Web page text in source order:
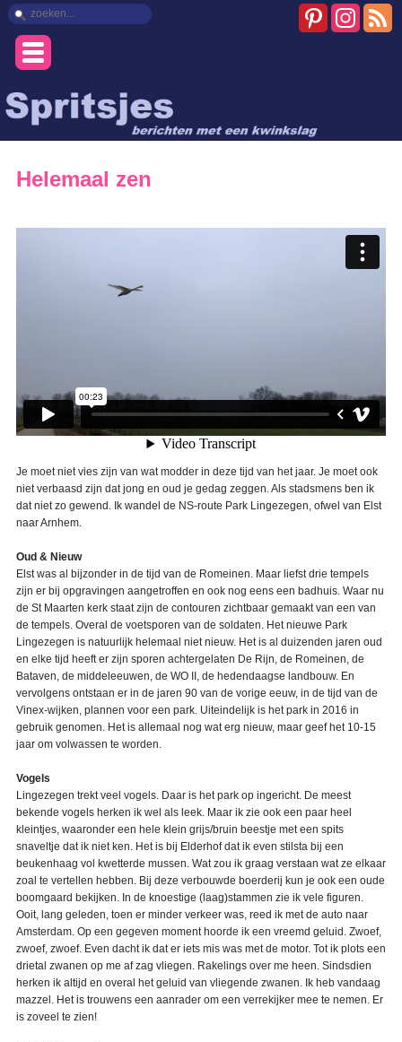
Helemaal zen
Je moet niet vies zijn van wat modder in deze tijd van het jaar. Je moet ook
niet verbaasd zijn dat jong en oud je gedag zeggen. Als stadsmens ben ik
dat niet zo gewend. Ik wandel de NS-route Park Lingezegen, ofwel van Elst
naar Arnhem.
Oud & Nieuw
Elst was al bijzonder in de tijd van de Romeinen. Maar liefst drie tempels
zijn er bij opgravingen aangetroffen en ook nog eens een badhuis. Waar nu
de St Maarten kerk staat zijn de contouren zichtbaar gemaakt van een van
de tempels. Overal de voetsporen van de soldaten. Het nieuwe Park
Lingezegen is natuurlijk helemaal niet nieuw. Het is al duizenden jaren oud
en elke tijd heeft er zijn sporen achtergelaten De Rijn, de Romeinen, de
Bataven, de middeleeuwen, de WO II, de hedendaagse landbouw. En
vervolgens ontstaan er in de jaren 90 van de vorige eeuw, in de tijd van de
Vinex-wijken, plannen voor een park. Uiteindelijk is het park in 2016 in
gebruik genomen. Het is allemaal nog wat erg nieuw, maar geef het 10-15
jaar om volwassen te worden.
Vogels
Lingezegen trekt veel vogels. Daar is het park op ingericht. De meest
bekende vogels herken ik wel als leek. Maar ik zie ook een paar heel
kleintjes, waaronder een hele klein grijs/bruin beestje met een spits
snaveltje dat ik niet ken. Het is bij Elderhof dat ik even stilsta bij een
beukenhaag vol kwetterde mussen. Wat zou ik graag verstaan wat ze elkaar
zoal te vertellen hebben. Bij deze verbouwde boerderij kun je ook een oude
boomgaard bekijken. In de knoestige (laag)stammen zie ik vele figuren.
Ooit, lang geleden, toen er minder verkeer was, reed ik met de auto naar
Amsterdam. Op een gegeven moment hoorde ik een vreemd geluid. Zwoef,
zwoef, zwoef. Even dacht ik dat er iets mis was met de motor. Tot ik plots een
drietal zwanen op me af zag vliegen. Rakelings over me heen. Sindsdien
herken ik altijd en overal het geluid van vliegende zwanen. Ik heb vandaag
mazzel. Het is trouwens een aanrader om een verrekijker mee te nemen. Er
is zoveel te zien!